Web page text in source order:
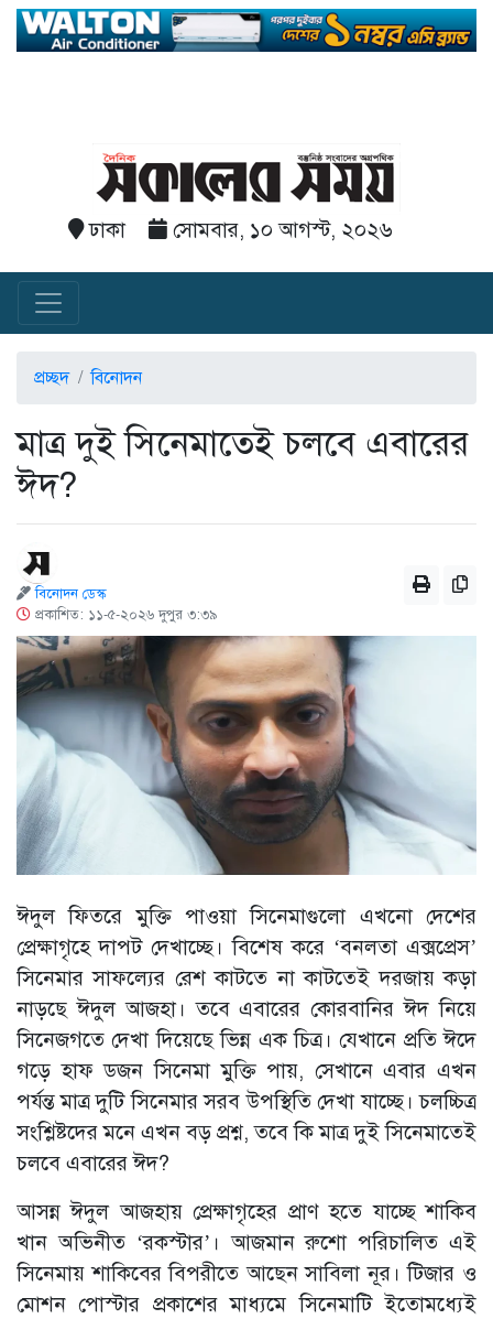
ঢাকা সোমবার, ১০ আগস্ট, ২০২৬
প্রচ্ছদ বিনোদন
মাত্র দুই সিনেমাতেই চলবে এবারের
ঈদ?
বিনোদন ডেস্ক
প্রকাশিত: ১১-৫-২০২৬ দুপুর ৩:৩৯
ঈদুল ফিতরে মুক্তি পাওয়া সিনেমাগুলো এখনো দেশের
প্রেক্ষাগৃহে দাপট দেখাচ্ছে। বিশেষ করে ‘বনলতা এক্সপ্রেস’
সিনেমার সাফল্যের রেশ কাটতে না কাটতেই দরজায় কড়া
নাড়ছে ঈদুল আজহা। তবে এবারের কোরবানির ঈদ নিয়ে
সিনেজগতে দেখা দিয়েছে ভিন্ন এক চিত্র। যেখানে প্রতি ঈদে
গড়ে হাফ ডজন সিনেমা মুক্তি পায়, সেখানে এবার এখন
পর্যন্ত মাত্র দুটি সিনেমার সরব উপস্থিতি দেখা যাচ্ছে। চলচ্চিত্র
সংশ্লিষ্টদের মনে এখন বড় প্রশ্ন, তবে কি মাত্র দুই সিনেমাতেই
চলবে এবারের ঈদ?
আসন্ন ঈদুল আজহায় প্রেক্ষাগৃহের প্রাণ হতে যাচ্ছে শাকিব
খান অভিনীত ‘রকস্টার’। আজমান রুশো পরিচালিত এই
সিনেমায় শাকিবের বিপরীতে আছেন সাবিলা নূর। টিজার ও
মোশন পোস্টার প্রকাশের মাধ্যমে সিনেমাটি ইতোমধ্যেই